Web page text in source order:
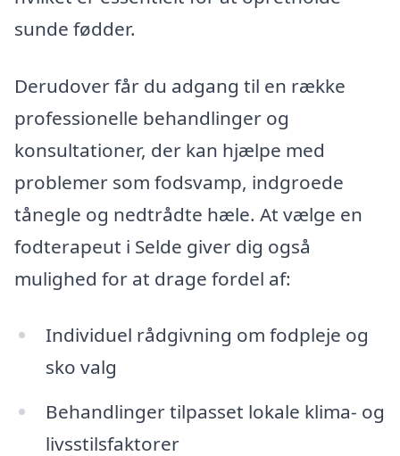
sunde fødder.
Derudover får du adgang til en række
professionelle behandlinger og
konsultationer, der kan hjælpe med
problemer som fodsvamp, indgroede
tånegle og nedtrådte hæle. At vælge en
fodterapeut i Selde giver dig også
mulighed for at drage fordel af:
Individuel rådgivning om fodpleje og
sko valg
Behandlinger tilpasset lokale klima- og
livsstilsfaktorer